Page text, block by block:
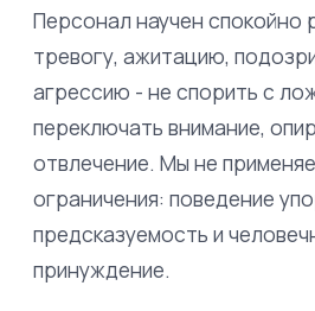
Персонал научен спокойно
тревогу, ажитацию,
агрессию - не спорить с
переключать внимание,
отвлечение. Мы не
ограничения: поведение
предсказуемость и
принуждение.